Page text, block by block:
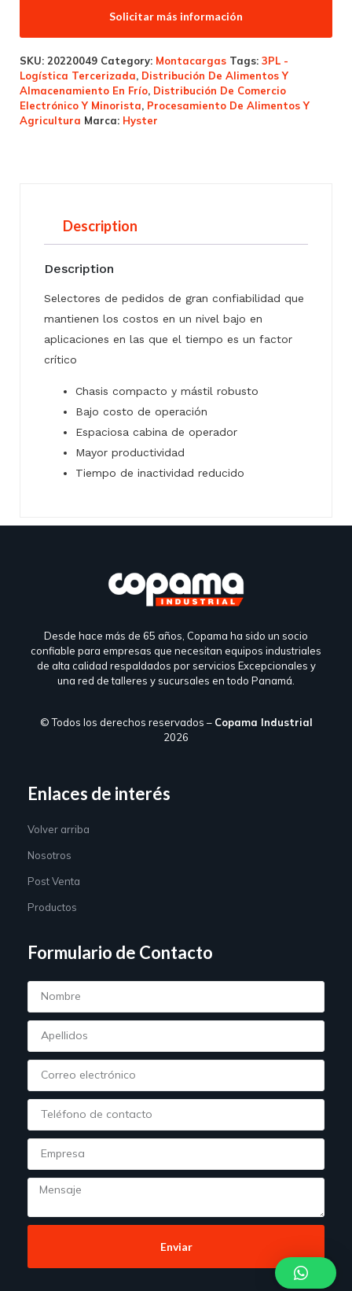
Solicitar más información
SKU: 20220049 Category: Montacargas Tags: 3PL -
Logística Tercerizada, Distribución De Alimentos Y
Almacenamiento En Frío, Distribución De Comercio
Electrónico Y Minorista, Procesamiento De Alimentos Y
Agricultura Marca: Hyster
Description
Description
Selectores de pedidos de gran confiabilidad que
mantienen los costos en un nivel bajo en
aplicaciones en las que el tiempo es un factor
crítico
Chasis compacto y mástil robusto
Bajo costo de operación
Espaciosa cabina de operador
Mayor productividad
Tiempo de inactividad reducido
Desde hace más de 65 años, Copama ha sido un socio
confiable para empresas que necesitan equipos industriales
de alta calidad respaldados por servicios Excepcionales y
una red de talleres y sucursales en todo Panamá.
© Todos los derechos reservados – Copama Industrial
2026
Enlaces de interés
Volver arriba
Nosotros
Post Venta
Productos
Formulario de Contacto
Enviar